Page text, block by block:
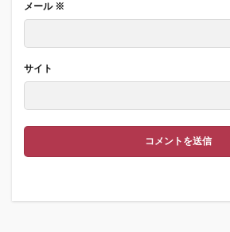
メール ※
サイト